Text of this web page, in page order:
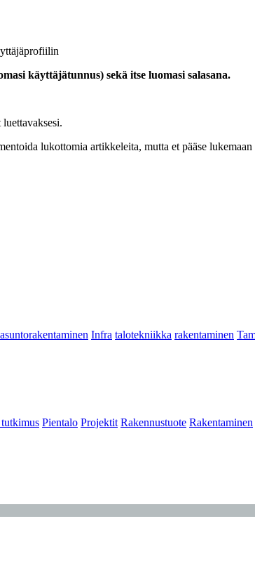
käyttäjätunnus) sekä itse luomasi salasana.
lukottomia artikkeleita, mutta et pääse
asuntorakentaminen Infra talotekniikka rakentaminen
Pientalo Projektit Rakennustuote Rakentaminen